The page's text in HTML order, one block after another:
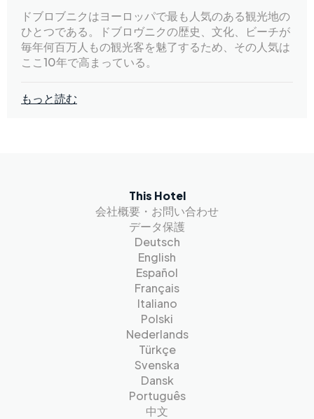
ドブロブニクはヨーロッパで最も人気のある観光地の
ひとつである。ドブロヴニクの歴史、文化、ビーチが
毎年何百万人もの観光客を魅了するため、その人気は
ここ10年で高まっている。
もっと読む
This Hotel
会社概要・お問い合わせ
データ保護
Deutsch
English
Español
Français
Italiano
Polski
Nederlands
Türkçe
Svenska
Dansk
Português
中文